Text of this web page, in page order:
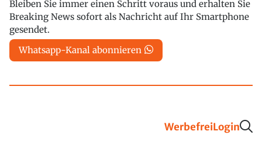
Bleiben Sie immer einen Schritt voraus und erhalten Sie
Breaking News sofort als Nachricht auf Ihr Smartphone
gesendet.
Whatsapp-Kanal abonnieren
WerbefreiLogin